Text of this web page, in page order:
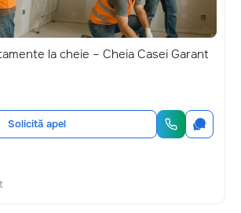
la cheie – Cheia Casei Garant
Solicită apel